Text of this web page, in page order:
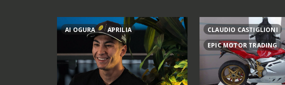
AI OGURA APRILIA
CLAUDIO CASTIGLIONI
EPIC MOTOR TRADING